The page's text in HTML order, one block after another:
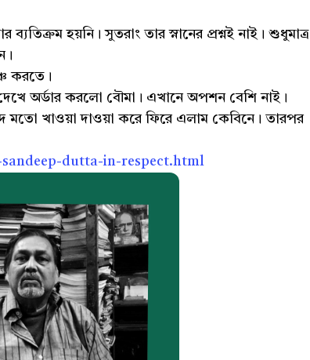
হয়নি। সুতরাং তার স্নানের প্রশ্নই নাই। শুধুমাত্র
করতে।
অর্ডার করলো বৌমা। এখানে অপশন বেশি নাই।
খাওয়া দাওয়া করে ফিরে এলাম কেবিনে। তারপর
dutta-in-respect.html